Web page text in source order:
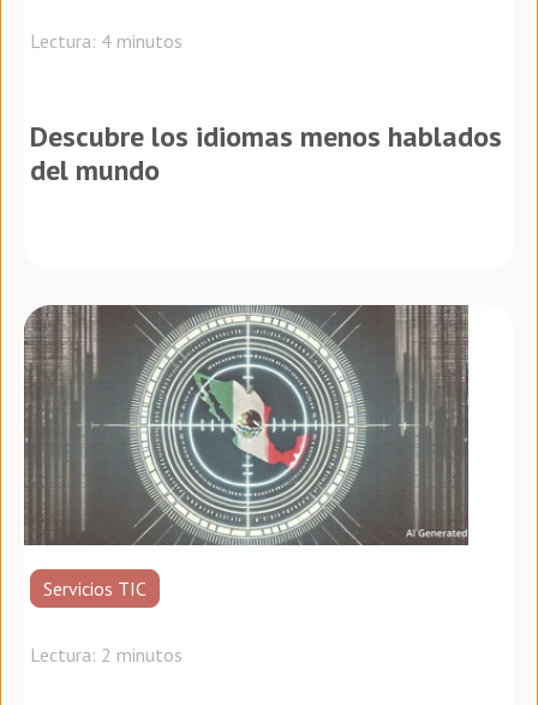
Lectura: 4 minutos
Descubre los idiomas menos hablados
del mundo
Servicios TIC
Lectura: 2 minutos